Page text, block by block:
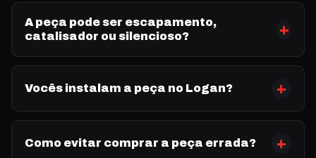
A peça pode ser escapamento,
catalisador ou silencioso?
Vocês instalam a peça no Logan?
Como evitar comprar a peça errada?